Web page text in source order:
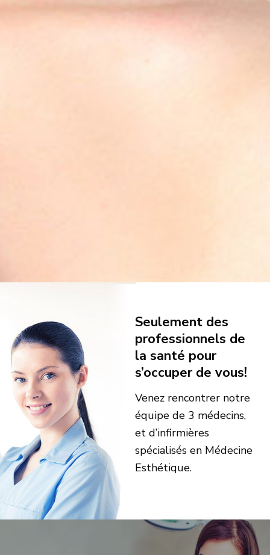
Seulement des
professionnels de
la santé pour
s’occuper de vous!
Venez rencontrer notre
équipe de 3 médecins,
et d’infirmières
spécialisés en Médecine
Esthétique.